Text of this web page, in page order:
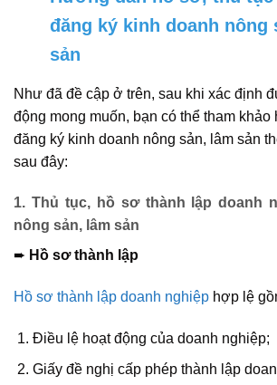
đăng ký kinh doanh nông
sản
Như đã đề cập ở trên, sau khi xác định
động mong muốn, bạn có thể tham khảo
đăng ký kinh doanh nông sản, lâm sản
sau đây:
1. Thủ tục, hồ sơ thành lập doanh
nông sản, lâm sản
➨ Hồ sơ thành lập
Hồ sơ thành lập doanh nghiệp hợp lệ
Điều lệ hoạt động của doanh nghiệp;
Giấy đề nghị cấp phép thành lập